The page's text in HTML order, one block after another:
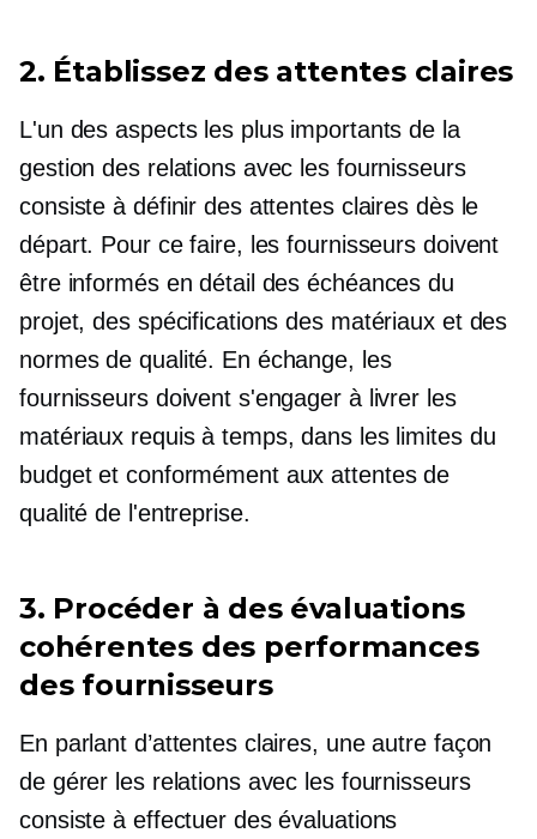
2. Établissez des attentes claires
L'un des aspects les plus importants de la
gestion des relations avec les fournisseurs
consiste à définir des attentes claires dès le
départ. Pour ce faire, les fournisseurs doivent
être informés en détail des échéances du
projet, des spécifications des matériaux et des
normes de qualité. En échange, les
fournisseurs doivent s'engager à livrer les
matériaux requis à temps, dans les limites du
budget et conformément aux attentes de
qualité de l'entreprise.
3. Procéder à des évaluations
cohérentes des performances
des fournisseurs
En parlant d’attentes claires, une autre façon
de gérer les relations avec les fournisseurs
consiste à effectuer des évaluations